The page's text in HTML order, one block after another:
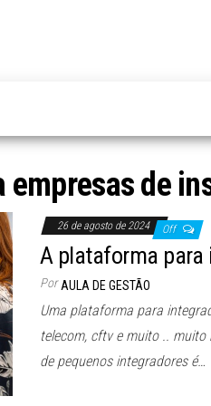
empresas de
26 de agosto de 2024 Off
A plataforma para
Por AULA DE GESTÃO
Uma plataforma para
telecom, cftv e muito ..
de pequenos integradores é…